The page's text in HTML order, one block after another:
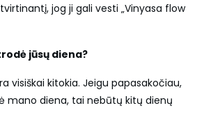
jog ji gali vesti „Vinyasa flow
jūsų diena?
visiškai kitokia. Jeigu papasakočiau,
mano diena, tai nebūtų kitų dienų